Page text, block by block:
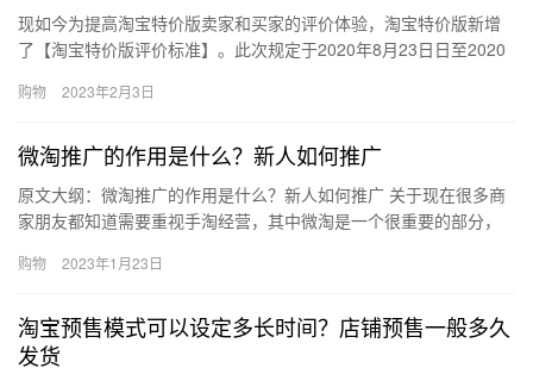
现如今为提高淘宝特价版卖家和买家的评价体验，淘宝特价版新增
了【淘宝特价版评价标准】。此次规定于2020年8月23日日至2020
购物 2023年2月3日
微淘推广的作用是什么？新人如何推广
原文大纲：微淘推广的作用是什么？新人如何推广 关于现在很多商
家朋友都知道需要重视手淘经营，其中微淘是一个很重要的部分，
广？…
购物 2023年1月23日
淘宝预售模式可以设定多长时间？店铺预售一般多久
发货